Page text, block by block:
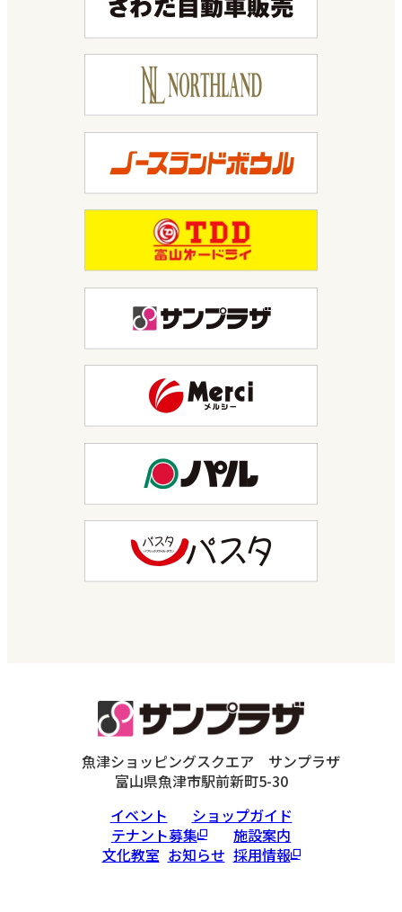
魚津ショッピングスクエア サンプラザ
富山県魚津市駅前新町5-30
イベント
ショップガイド
テナント募集
施設案内
文化教室 お知らせ 採用情報